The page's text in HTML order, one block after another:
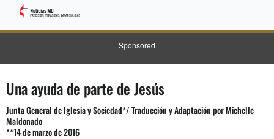
Sponsored
Una ayuda de parte de Jesús
Junta General de Iglesia y Sociedad*/ Traducción y Adaptación por Michelle
Maldonado
**14 de marzo de 2016